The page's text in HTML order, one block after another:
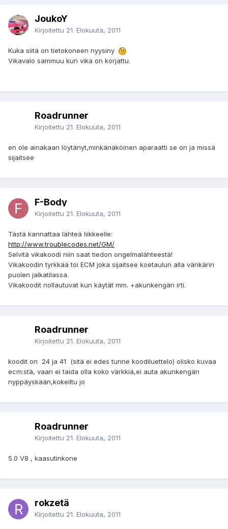
JoukoY
Kirjoitettu 21. Elokuuta, 2011
Kuka siitä on tietokoneen nyysiny
Vikavalo sammuu kun vika on korjattu.
Roadrunner
Kirjoitettu 21. Elokuuta, 2011
en ole ainakaan löytänyt,minkänäköinen aparaatti se on ja missä
sijaitsee
F-Body
Kirjoitettu 21. Elokuuta, 2011
Tästä kannattaa lähteä liikkeelle:
http://www.troublecodes.net/GM/
Selvitä vikakoodi niin saat tiedon ongelmalähteestä!
Vikakoodin tyrkkää toi ECM joka sijaitsee koetaulun alla vänkärin
puolen jalkatilassa.
Vikakoodit nollautuvat kun käytät mm. +akunkengän irti.
Roadrunner
Kirjoitettu 21. Elokuuta, 2011
koodit on 24 ja 41 (sitä ei edes tunne koodiluettelo) olisko kuvaa
ecm:stä, vaan ei taida olla koko värkkiä,ei auta akunkengän
nyppäyskään,kokeiltu jo
Roadrunner
Kirjoitettu 21. Elokuuta, 2011
5.0 V8 , kaasutinkone
rokzetä
Kirjoitettu 21. Elokuuta, 2011